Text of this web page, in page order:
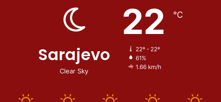
Sarajevo
Clear Sky
22 ℃
22º - 22º
61%
1.66 km/h